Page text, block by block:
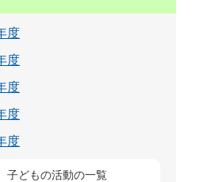
度
度
度
度
度
子どもの活動の一覧